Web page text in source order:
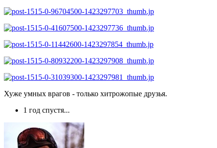
Хуже умных врагов - только хитрожопые друзья.
1 год спустя...